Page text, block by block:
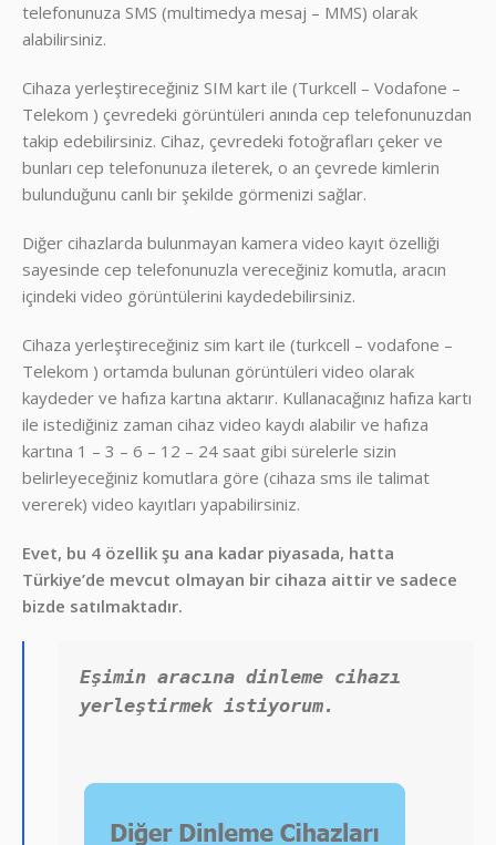
telefonunuza SMS (multimedya mesaj – MMS) olarak
alabilirsiniz.
Cihaza yerleştireceğiniz SIM kart ile (Turkcell – Vodafone –
Telekom ) çevredeki görüntüleri anında cep telefonunuzdan
takip edebilirsiniz. Cihaz, çevredeki fotoğrafları çeker ve
bunları cep telefonunuza ileterek, o an çevrede kimlerin
bulunduğunu canlı bir şekilde görmenizi sağlar.
Diğer cihazlarda bulunmayan kamera video kayıt özelliği
sayesinde cep telefonunuzla vereceğiniz komutla, aracın
içindeki video görüntülerini kaydedebilirsiniz.
Cihaza yerleştireceğiniz sim kart ile (turkcell – vodafone –
Telekom ) ortamda bulunan görüntüleri video olarak
kaydeder ve hafıza kartına aktarır. Kullanacağınız hafıza kartı
ile istediğiniz zaman cihaz video kaydı alabilir ve hafıza
kartına 1 – 3 – 6 – 12 – 24 saat gibi sürelerle sizin
belirleyeceğiniz komutlara göre (cihaza sms ile talimat
vererek) video kayıtları yapabilirsiniz.
Evet, bu 4 özellik şu ana kadar piyasada, hatta
Türkiye’de mevcut olmayan bir cihaza aittir ve sadece
bizde satılmaktadır.
Eşimin aracına dinleme cihazı
yerleştirmek istiyorum.